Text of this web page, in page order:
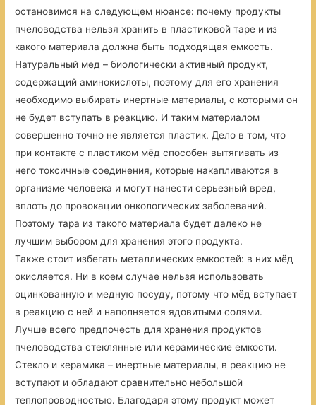
остановимся на следующем нюансе: почему продукты
пчеловодства нельзя хранить в пластиковой таре и из
какого материала должна быть подходящая емкость.
Натуральный мёд – биологически активный продукт,
содержащий аминокислоты, поэтому для его хранения
необходимо выбирать инертные материалы, с которыми он
не будет вступать в реакцию. И таким материалом
совершенно точно не является пластик. Дело в том, что
при контакте с пластиком мёд способен вытягивать из
него токсичные соединения, которые накапливаются в
организме человека и могут нанести серьезный вред,
вплоть до провокации онкологических заболеваний.
Поэтому тара из такого материала будет далеко не
лучшим выбором для хранения этого продукта.
Также стоит избегать металлических емкостей: в них мёд
окисляется. Ни в коем случае нельзя использовать
оцинкованную и медную посуду, потому что мёд вступает
в реакцию с ней и наполняется ядовитыми солями.
Лучше всего предпочесть для хранения продуктов
пчеловодства стеклянные или керамические емкости.
Стекло и керамика – инертные материалы, в реакцию не
вступают и обладают сравнительно небольшой
теплопроводностью. Благодаря этому продукт может